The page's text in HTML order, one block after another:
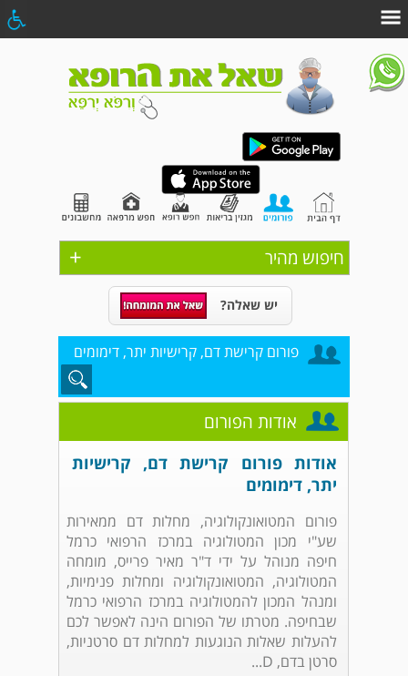
+ חיפוש מהיר
יש שאלה?
פורום קרישת דם, קרישיות יתר, דימומים
אודות הפורום
אודות פורום קרישת דם, קרישיות
יתר, דימומים
פורום המטואונקולוגיה, מחלות דם ממאירות
שע"י מכון המטולוגיה במרכז הרפואי כרמל
חיפה מנוהל על ידי ד"ר מאיר פרייס, מומחה
המטולוגיה, המטואונקולוגיה ומחלות פנימיות,
ומנהל המכון להמטולוגיה במרכז הרפואי כרמל
שבחיפה. מטרתו של הפורום הינה לאפשר לכם
להעלות שאלות הנוגעות למחלות דם סרטניות,
סרטן בדם, D...